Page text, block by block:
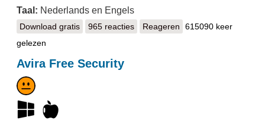
Taal: Nederlands en Engels
Download gratisAdvanced SystemCare Free
965 reacties Reageren
615090 keer
gelezen
Avira Free Security